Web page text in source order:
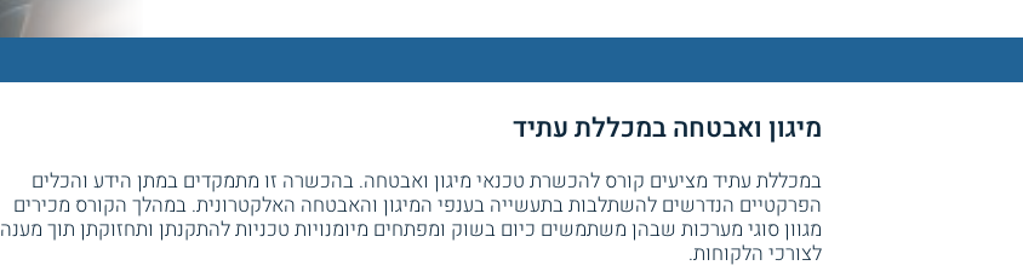
מיגון ואבטחה במכללת עתיד
במכללת עתיד מציעים קורס להכשרת טכנאי מיגון ואבטחה. בהכשרה זו מתמקדים במתן הידע והכלים
הפרקטיים הנדרשים להשתלבות בתעשייה בענפי המיגון והאבטחה האלקטרונית. במהלך הקורס מכירים
מגוון סוגי מערכות שבהן משתמשים כיום בשוק ומפתחים מיומנויות טכניות להתקנתן ותחזוקתן תוך מענה
לצורכי הלקוחות.